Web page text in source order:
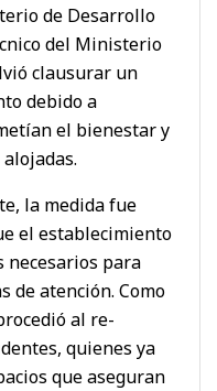
de Desarrollo
del Ministerio
clausurar un
debido a
el bienestar y
la medida fue
el establecimiento
necesarios para
de atención. Como
al re-
quienes ya
que aseguran